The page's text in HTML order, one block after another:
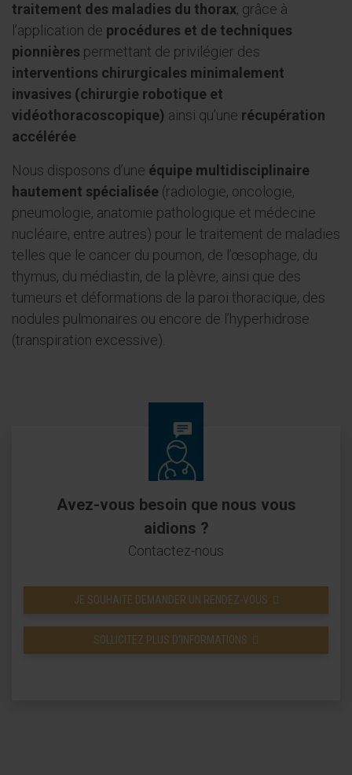
traitement des maladies du thorax, grâce à
l’application de procédures et de techniques
pionnières permettant de privilégier des
interventions chirurgicales minimalement
invasives (chirurgie robotique et
vidéothoracoscopique) ainsi qu’une récupération
accélérée
Nous disposons d’une équipe multidisciplinaire
hautement spécialisée (radiologie, oncologie,
pneumologie, anatomie pathologique et médecine
nucléaire, entre autres) pour le traitement de maladies
telles que le cancer du poumon, de l’œsophage, du
thymus, du médiastin, de la plèvre, ainsi que des
tumeurs et déformations de la paroi thoracique, des
nodules pulmonaires ou encore de l’hyperhidrose
(transpiration excessive).
Avez-vous besoin que nous vous
aidions ?
Contactez-nous
JE SOUHAITE DEMANDER UN RENDEZ-VOUS
SOLLICITEZ PLUS D’INFORMATIONS